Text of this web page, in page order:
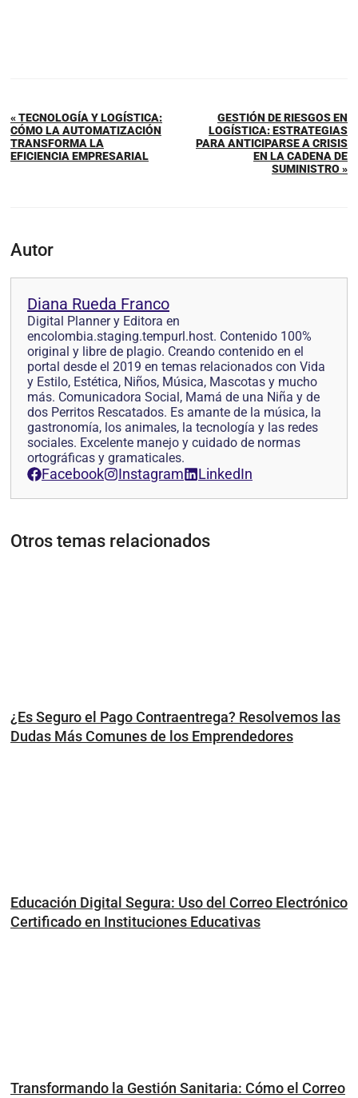
« TECNOLOGÍA Y LOGÍSTICA:
CÓMO LA AUTOMATIZACIÓN
TRANSFORMA LA
EFICIENCIA EMPRESARIAL
GESTIÓN DE RIESGOS EN
LOGÍSTICA: ESTRATEGIAS
PARA ANTICIPARSE A CRISIS
EN LA CADENA DE
SUMINISTRO »
Autor
Diana Rueda Franco
Digital Planner y Editora en
encolombia.staging.tempurl.host. Contenido 100%
original y libre de plagio. Creando contenido en el
portal desde el 2019 en temas relacionados con Vida
y Estilo, Estética, Niños, Música, Mascotas y mucho
más. Comunicadora Social, Mamá de una Niña y de
dos Perritos Rescatados. Es amante de la música, la
gastronomía, los animales, la tecnología y las redes
sociales. Excelente manejo y cuidado de normas
ortográficas y gramaticales.
Facebook Instagram LinkedIn
Otros temas relacionados
¿Es Seguro el Pago Contraentrega? Resolvemos las
Dudas Más Comunes de los Emprendedores
Educación Digital Segura: Uso del Correo Electrónico
Certificado en Instituciones Educativas
Transformando la Gestión Sanitaria: Cómo el Correo